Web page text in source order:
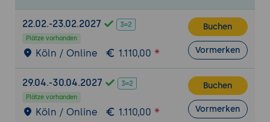
Foundation-Utilities und Erweiterungen
Utility-Klassen: Nutzung von Utility-
Klassen zur schnellen Anpassung von
Layouts und Komponenten.
Customization: Anpassung von Foundation
mit Sass und Variablen.
Erweiterungen und Plugins: Einführung in
die Nutzung von jQuery-Plugins und
22.02.-23.02.2027
Plätze vorhanden
Köln / Online 1.110,00
Buchen
Vormerken
29.04.-30.04.2027
Plätze vorhanden
Köln / Online 1.110,00
Buchen
Vormerken